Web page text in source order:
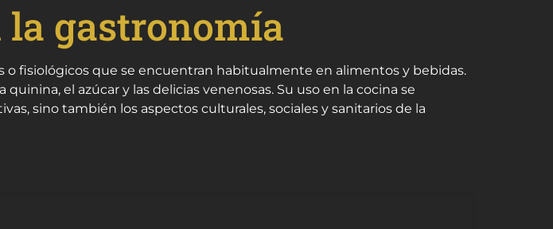
la gastronomía
o fisiológicos que se encuentran habitualmente en alimentos y bebidas.
el azúcar y las delicias venenosas. Su uso en la cocina se
sino también los aspectos culturales, sociales y sanitarios de la